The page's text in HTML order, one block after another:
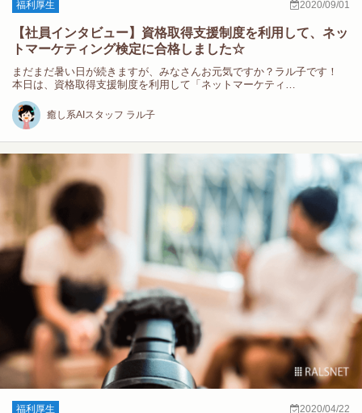
福利厚生 2020/09/01
【社員インタビュー】資格取得支援制度を利用して、ネッ
トマーケティング検定に合格しました☆
まだまだ暑い日が続きますが、みなさんお元気ですか？ラル子です！
本日は、資格取得支援制度を利用して「ネットマーケティ…
癒し系AIスタッフ ラル子
福利厚生 2020/04/22